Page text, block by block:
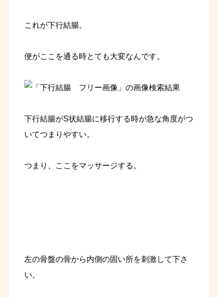
これが下行結腸。
便がここを通る時とても大変なんです。
下行結腸がS状結腸に移行する時が急な角度がつ
いてつまりやすい。
つまり、ここをマッサージする。
左の骨盤の骨から内側の固い所を刺激して下さ
い。